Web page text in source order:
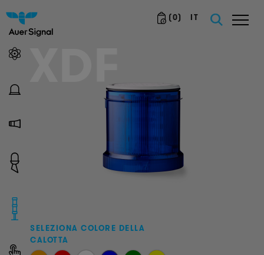
(0) IT
XDF
SELEZIONA COLORE DELLA
CALOTTA